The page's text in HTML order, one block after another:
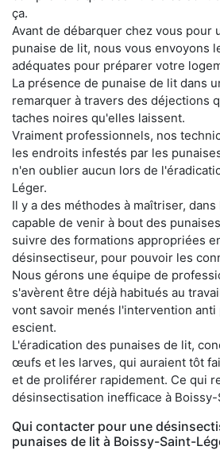
ça.
Avant de débarquer chez vous pour
punaise de lit, nous vous envoyons
adéquates pour préparer votre
La présence de punaise de lit dans
remarquer à travers des déjections
taches noires qu'elles laissent.
Vraiment professionnels, nos
les endroits infestés par les
n'en oublier aucun lors de
Léger.
Il y a des méthodes à maîtriser,
capable de venir à bout des
suivre des formations appropriées
désinsectiseur, pour pouvoir les
Nous gérons une équipe de
s'avèrent être déjà habitués au
vont savoir menés l'intervention anti
escient.
L'éradication des punaises de lit,
œufs et les larves, qui auraient tôt
et de proliférer rapidement. Ce qui
désinsectisation inefficace à
Qui contacter pour une
punaises de lit à Boissy-Saint-